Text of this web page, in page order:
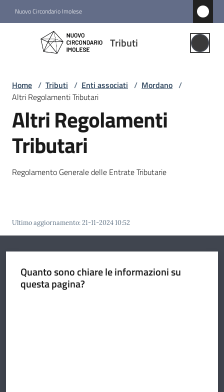
Nuovo Circondario Imolese
Tributi
Tributi
Gestione
Notizie
Comuni
associati
Menu selezionato
Struttura
Argomenti
Home / Tributi / Enti associati / Mordano /
Altri Regolamenti Tributari
Altri Regolamenti
Tributari
Regolamento Generale delle Entrate Tributarie
Ultimo aggiornamento:21-11-2024 10:52
Quanto sono chiare le informazioni su
questa pagina?